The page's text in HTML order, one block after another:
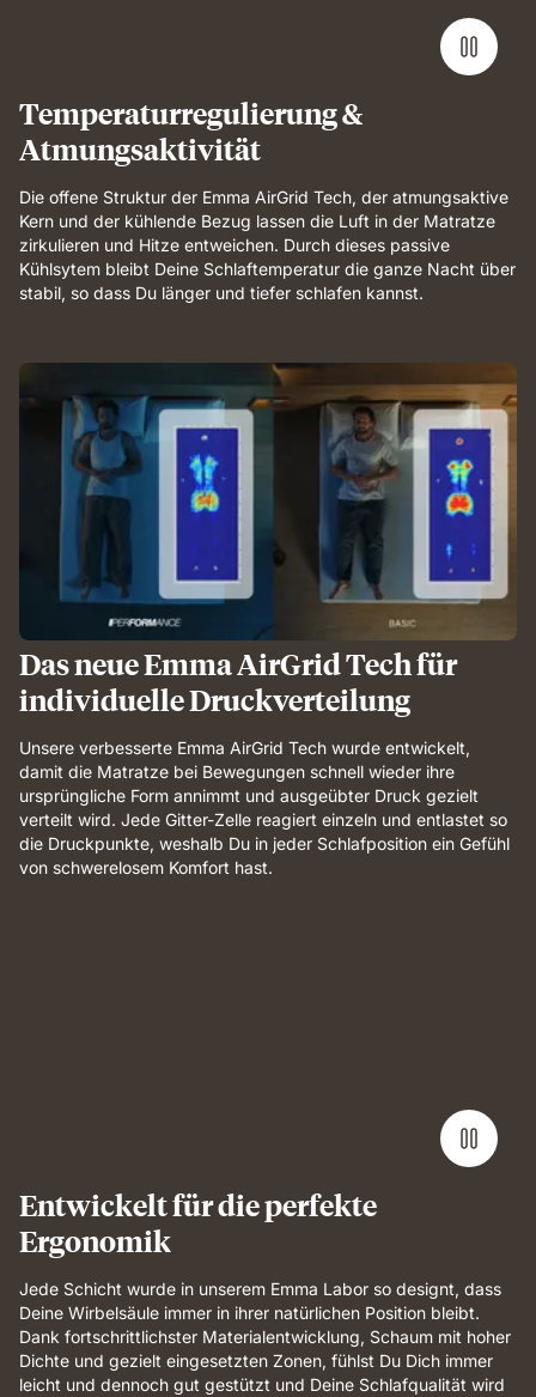
breathable
comfort.
Temperaturregulierung &
Atmungsaktivität
Die offene Struktur der Emma AirGrid Tech, der atmungsaktive
Kern und der kühlende Bezug lassen die Luft in der Matratze
zirkulieren und Hitze entweichen. Durch dieses passive
Kühlsytem bleibt Deine Schlaftemperatur die ganze Nacht über
stabil, so dass Du länger und tiefer schlafen kannst.
Das neue Emma AirGrid Tech für
individuelle Druckverteilung
Unsere verbesserte Emma AirGrid Tech wurde entwickelt,
damit die Matratze bei Bewegungen schnell wieder ihre
ursprüngliche Form annimmt und ausgeübter Druck gezielt
verteilt wird. Jede Gitter-Zelle reagiert einzeln und entlastet so
die Druckpunkte, weshalb Du in jeder Schlafposition ein Gefühl
von schwerelosem Komfort hast.
Entwickelt für die perfekte
Ergonomik
Jede Schicht wurde in unserem Emma Labor so designt, dass
Deine Wirbelsäule immer in ihrer natürlichen Position bleibt.
Dank fortschrittlichster Materialentwicklung, Schaum mit hoher
Dichte und gezielt eingesetzten Zonen, fühlst Du Dich immer
leicht und dennoch gut gestützt und Deine Schlafqualität wird